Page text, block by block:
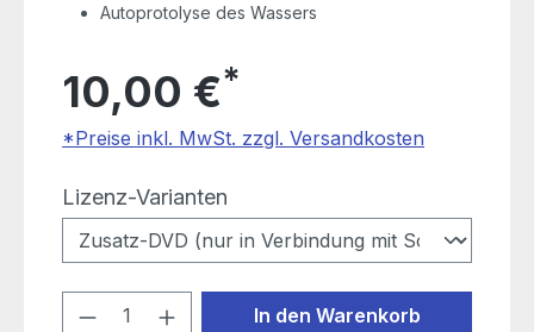
Autoprotolyse des Wassers
10,00 €*
*Preise inkl. MwSt. zzgl. Versandkosten
Lizenz-Varianten
Produkt Anzahl: Gib den
In den Warenkorb